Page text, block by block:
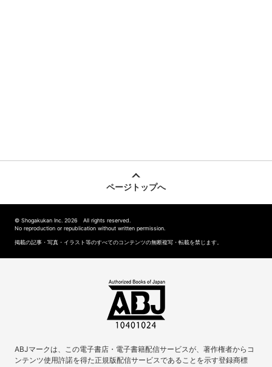
ページトップへ
© Shogakukan Inc. 2026 All rights reserved.
No reproduction or republication without written permission.
掲載の記事・写真・イラスト等のすべてのコンテンツの無断複写・転載を禁じます。
ABJマークは、この電子書店・電子書籍配信サービスが、著作権者からコ
ンテンツ使用許諾を得た正規版配信サービスであることを示す登録商標